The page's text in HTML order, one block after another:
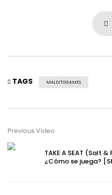
TAGS MALDITOGAMES
Previous Video
TAKE A SEAT (Salt
¿Cómo se juega?